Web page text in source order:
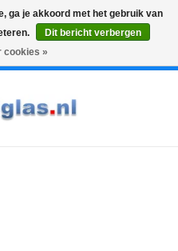
Graveren
ga je akkoord met het gebruik van
Dit bericht verbergen
cookies »